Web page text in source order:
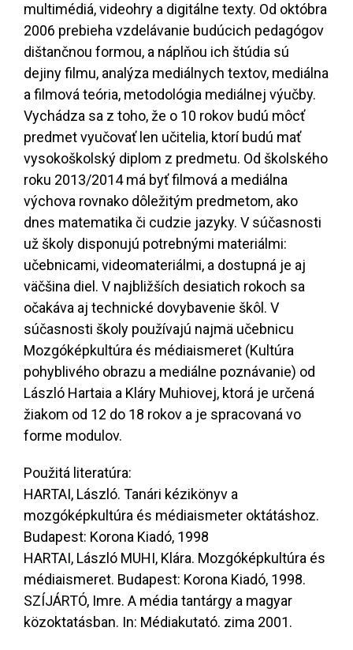
multimédiá, videohry a digitálne texty. Od októbra
2006 prebieha vzdelávanie budúcich pedagógov
dištančnou formou, a náplňou ich štúdia sú
dejiny filmu, analýza mediálnych textov, mediálna
a filmová teória, metodológia mediálnej výučby.
Vychádza sa z toho, že o 10 rokov budú môcť
predmet vyučovať len učitelia, ktorí budú mať
vysokoškolský diplom z predmetu. Od školského
roku 2013/2014 má byť filmová a mediálna
výchova rovnako dôležitým predmetom, ako
dnes matematika či cudzie jazyky. V súčasnosti
už školy disponujú potrebnými materiálmi:
učebnicami, videomateriálmi, a dostupná je aj
väčšina diel. V najbližších desiatich rokoch sa
očakáva aj technické dovybavenie škôl. V
súčasnosti školy používajú najmä učebnicu
Mozgóképkultúra és médiaismeret (Kultúra
pohyblivého obrazu a mediálne poznávanie) od
László Hartaia a Kláry Muhiovej, ktorá je určená
žiakom od 12 do 18 rokov a je spracovaná vo
forme modulov.
Použitá literatúra:
HARTAI, László. Tanári kézikönyv a
mozgóképkultúra és médiaismeter oktátáshoz.
Budapest: Korona Kiadó, 1998
HARTAI, László MUHI, Klára. Mozgóképkultúra és
médiaismeret. Budapest: Korona Kiadó, 1998.
SZÍJÁRTÓ, Imre. A média tantárgy a magyar
közoktatásban. In: Médiakutató. zima 2001.